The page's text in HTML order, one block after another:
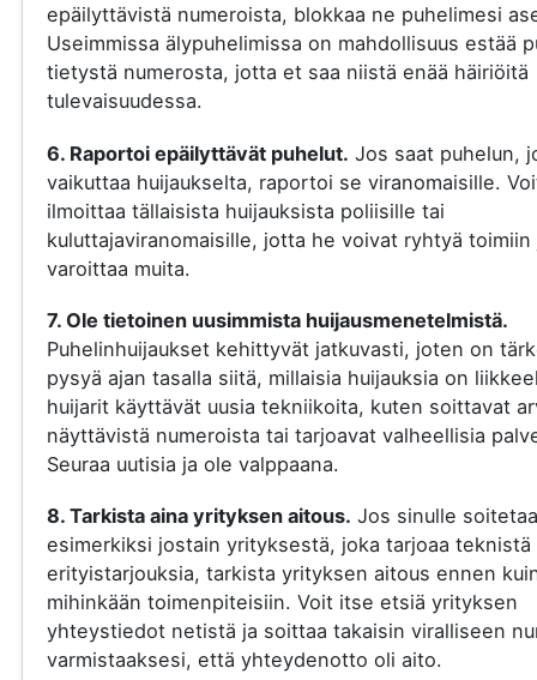
epäilyttävistä numeroista, blokkaa ne puhelimesi
Useimmissa älypuhelimissa on mahdollisuus estää
tietystä numerosta, jotta et saa niistä enää häiriöitä
tulevaisuudessa.
6. Raportoi epäilyttävät puhelut. Jos saat puhelun,
vaikuttaa huijaukselta, raportoi se viranomaisille.
ilmoittaa tällaisista huijauksista poliisille tai
kuluttajaviranomaisille, jotta he voivat ryhtyä toimiin
varoittaa muita.
7. Ole tietoinen uusimmista huijausmenetelmistä.
Puhelinhuijaukset kehittyvät jatkuvasti, joten on
pysyä ajan tasalla siitä, millaisia huijauksia on
huijarit käyttävät uusia tekniikoita, kuten soittavat
näyttävistä numeroista tai tarjoavat valheellisia
Seuraa uutisia ja ole valppaana.
8. Tarkista aina yrityksen aitous. Jos sinulle
esimerkiksi jostain yrityksestä, joka tarjoaa teknistä
erityistarjouksia, tarkista yrityksen aitous ennen
mihinkään toimenpiteisiin. Voit itse etsiä yrityksen
yhteystiedot netistä ja soittaa takaisin viralliseen
varmistaaksesi, että yhteydenotto oli aito.